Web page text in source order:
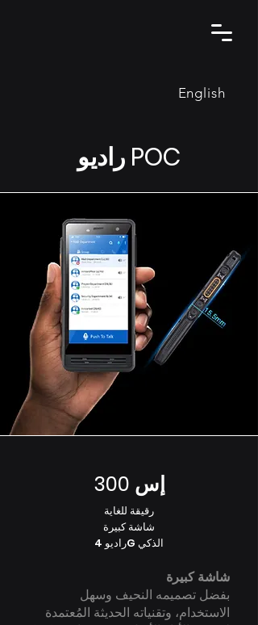
English
راديو POC
إس 300
رقيقة للغاية
شاشة كبيرة
راديو 4G الذكي
شاشة كبيرة
بفضل تصميمه النحيف وسهل
الاستخدام، وتقنياته الحديثة المُعتمدة